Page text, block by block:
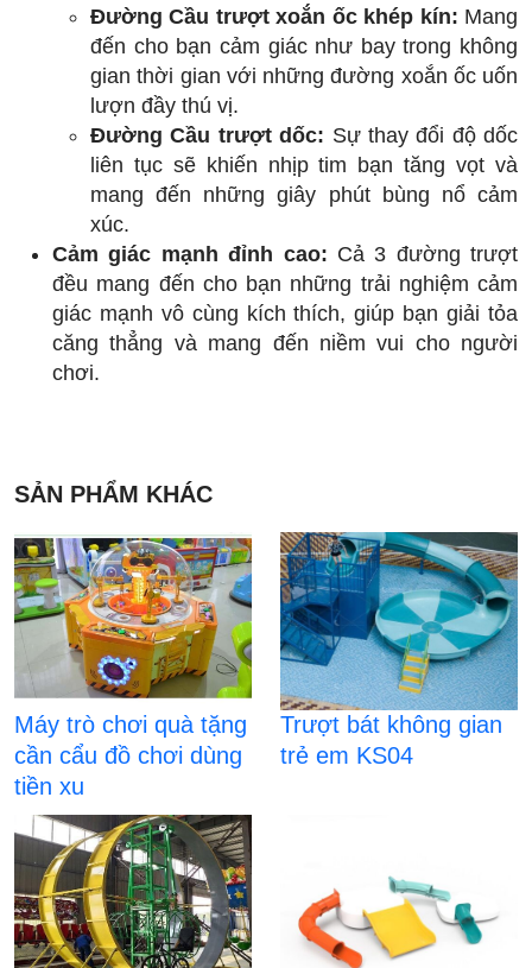
Đường Cầu trượt xoắn ốc khép kín: Mang
đến cho bạn cảm giác như bay trong không
gian thời gian với những đường xoắn ốc uốn
lượn đầy thú vị.
Đường Cầu trượt dốc: Sự thay đổi độ dốc
liên tục sẽ khiến nhịp tim bạn tăng vọt và
mang đến những giây phút bùng nổ cảm
xúc.
Cảm giác mạnh đỉnh cao: Cả 3 đường trượt
đều mang đến cho bạn những trải nghiệm cảm
giác mạnh vô cùng kích thích, giúp bạn giải tỏa
căng thẳng và mang đến niềm vui cho người
chơi.
SẢN PHẨM KHÁC
Máy trò chơi quà tặng
cần cẩu đồ chơi dùng
tiền xu
Trượt bát không gian
trẻ em KS04